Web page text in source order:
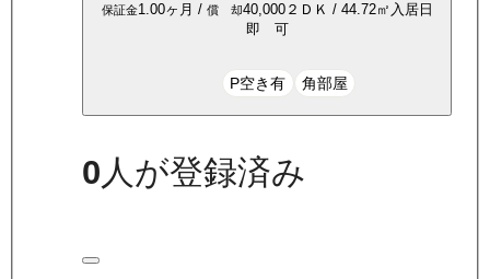
保証金1.00ヶ月 / 償 却40,000２ＤＫ / 44.72㎡ 入居日
即 可
P空き有 角部屋
0 人が登録済み